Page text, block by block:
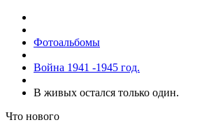
Фотоальбомы
Война 1941 -1945 год.
В живых остался только один.
Что нового